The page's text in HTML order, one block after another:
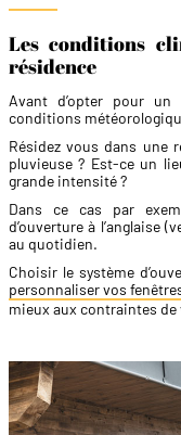
Les conditions
résidence
Avant d’opter pour un
conditions
Résidez vous dans une
pluvieuse ? Est-ce un
grande intensité ?
Dans ce cas par
d’ouverture à l’anglaise
au quotidien.
Choisir le système
personnaliser vos
mieux aux contraintes